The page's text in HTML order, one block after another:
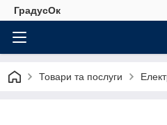
ГрадусОк
Товари та послуги